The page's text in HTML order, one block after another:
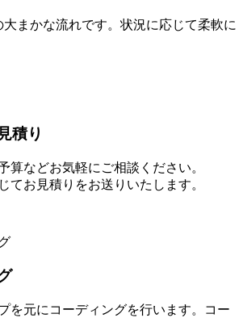
まかな流れです。状況に応じて柔軟に
積り
算などお気軽にご相談ください。
てお見積りをお送りいたします。
を元にコーディングを行います。コー